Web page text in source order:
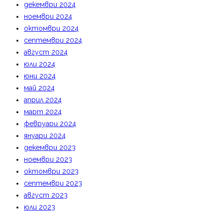
декември 2024
ноември 2024
октомври 2024
септември 2024
август 2024
юли 2024
юни 2024
май 2024
април 2024
март 2024
февруари 2024
януари 2024
декември 2023
ноември 2023
октомври 2023
септември 2023
август 2023
юли 2023